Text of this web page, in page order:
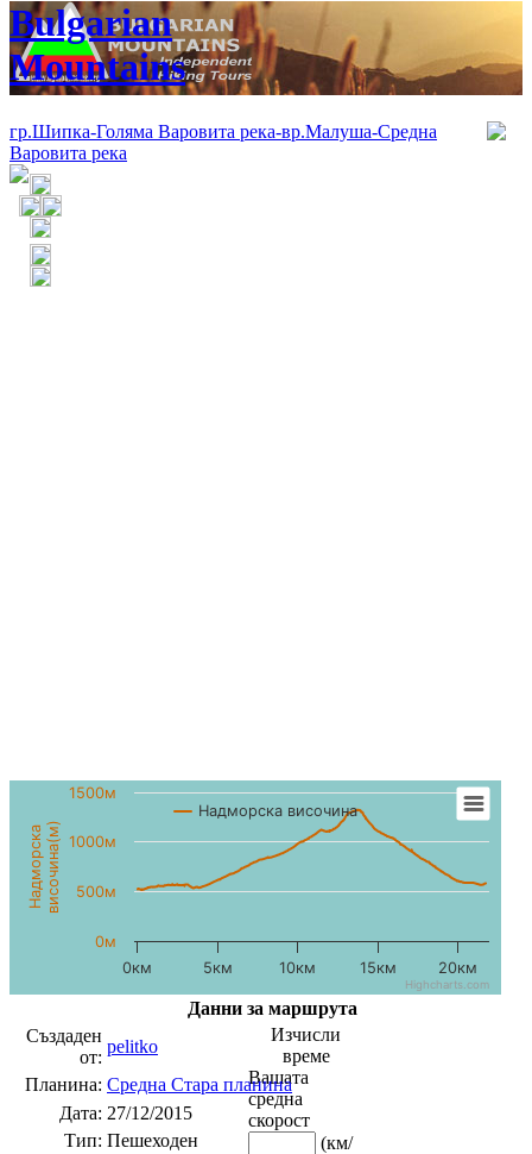
Bulgarian
Mountains
гр.Шипка-Голяма Варовита река-вр.Малуша-Средна
Варовита река
Надморскависочина(м)
Надморска височина
0км 5км 10км 15км 20км
0м
500м
1000м
1500м
Highcharts.com
Данни за маршрута
Създаден
от:
pelitko
Изчисли
време
Вашата
средна
скорост
(км/
Планина: Средна Стара планина
Дата: 27/12/2015
Тип: Пешеходен